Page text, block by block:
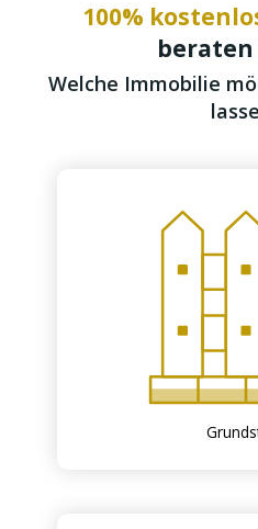
100%
beraten
Welche Immobilie